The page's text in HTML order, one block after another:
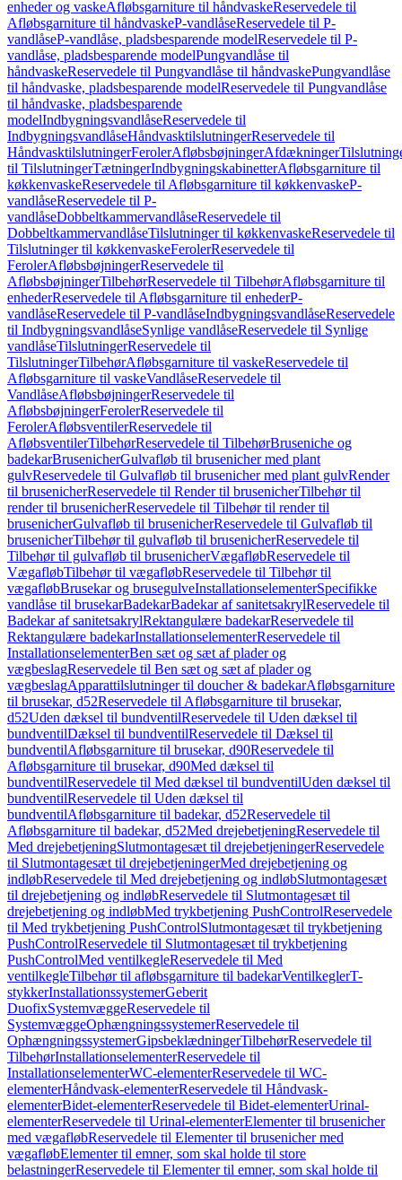
enheder og vaskeAfløbsgarniture til håndvaskeReservedele til
Afløbsgarniture til håndvaskeP-vandlåseReservedele til P-
vandlåseP-vandlåse, pladsbesparende modelReservedele til P-
vandlåse, pladsbesparende modelPungvandlåse til
håndvaskeReservedele til Pungvandlåse til håndvaskePungvandlåse
til håndvaske, pladsbesparende modelReservedele til Pungvandlåse
til håndvaske, pladsbesparende
modelIndbygningsvandlåseReservedele til
IndbygningsvandlåseHåndvasktilslutningerReservedele til
HåndvasktilslutningerFerolerAfløbsbøjningerAfdækninger
til TilslutningerTætningerIndbygningskabinetterAfløbsgarniture til
køkkenvaskeReservedele til Afløbsgarniture til køkkenvaskeP-
vandlåseReservedele til P-
vandlåseDobbeltkammervandlåseReservedele til
DobbeltkammervandlåseTilslutninger til køkkenvaskeReservedele til
Tilslutninger til køkkenvaskeFerolerReservedele til
FerolerAfløbsbøjningerReservedele til
AfløbsbøjningerTilbehørReservedele til TilbehørAfløbsgarniture til
enhederReservedele til Afløbsgarniture til enhederP-
vandlåseReservedele til P-vandlåseIndbygningsvandlåseReservedele
til IndbygningsvandlåseSynlige vandlåseReservedele til Synlige
vandlåseTilslutningerReservedele til
TilslutningerTilbehørAfløbsgarniture til vaskeReservedele til
Afløbsgarniture til vaskeVandlåseReservedele til
VandlåseAfløbsbøjningerReservedele til
AfløbsbøjningerFerolerReservedele til
FerolerAfløbsventilerReservedele til
AfløbsventilerTilbehørReservedele til TilbehørBruseniche og
badekarBrusenicherGulvafløb til brusenicher med plant
gulvReservedele til Gulvafløb til brusenicher med plant gulvRender
til brusenicherReservedele til Render til brusenicherTilbehør til
render til brusenicherReservedele til Tilbehør til render til
brusenicherGulvafløb til brusenicherReservedele til Gulvafløb til
brusenicherTilbehør til gulvafløb til brusenicherReservedele til
Tilbehør til gulvafløb til brusenicherVægafløbReservedele til
VægafløbTilbehør til vægafløbReservedele til Tilbehør til
vægafløbBrusekar og brusegulveInstallationselementerSpecifikke
vandlåse til brusekarBadekarBadekar af sanitetsakrylReservedele til
Badekar af sanitetsakrylRektangulære badekarReservedele til
Rektangulære badekarInstallationselementerReservedele til
InstallationselementerBen sæt og sæt af plader og
vægbeslagReservedele til Ben sæt og sæt af plader og
vægbeslagApparattilslutninger til doucher & badekarAfløbsgarniture
til brusekar, d52Reservedele til Afløbsgarniture til brusekar,
d52Uden dæksel til bundventilReservedele til Uden dæksel til
bundventilDæksel til bundventilReservedele til Dæksel til
bundventilAfløbsgarniture til brusekar, d90Reservedele til
Afløbsgarniture til brusekar, d90Med dæksel til
bundventilReservedele til Med dæksel til bundventilUden dæksel til
bundventilReservedele til Uden dæksel til
bundventilAfløbsgarniture til badekar, d52Reservedele til
Afløbsgarniture til badekar, d52Med drejebetjeningReservedele til
Med drejebetjeningSlutmontagesæt til drejebetjeningerReservedele
til Slutmontagesæt til drejebetjeningerMed drejebetjening og
indløbReservedele til Med drejebetjening og indløbSlutmontagesæt
til drejebetjening og indløbReservedele til Slutmontagesæt til
drejebetjening og indløbMed trykbetjening PushControlReservedele
til Med trykbetjening PushControlSlutmontagesæt til trykbetjening
PushControlReservedele til Slutmontagesæt til trykbetjening
PushControlMed ventilkegleReservedele til Med
ventilkegleTilbehør til afløbsgarniture til badekarVentilkeglerT-
stykkerInstallationssystemerGeberit
DuofixSystemvæggeReservedele til
SystemvæggeOphængningssystemerReservedele til
OphængningssystemerGipsbeklædningerTilbehørReservedele til
TilbehørInstallationselementerReservedele til
InstallationselementerWC-elementerReservedele til WC-
elementerHåndvask-elementerReservedele til Håndvask-
elementerBidet-elementerReservedele til Bidet-elementerUrinal-
elementerReservedele til Urinal-elementerElementer til brusenicher
med vægafløbReservedele til Elementer til brusenicher med
vægafløbElementer til emner, som skal holde til store
belastningerReservedele til Elementer til emner, som skal holde til